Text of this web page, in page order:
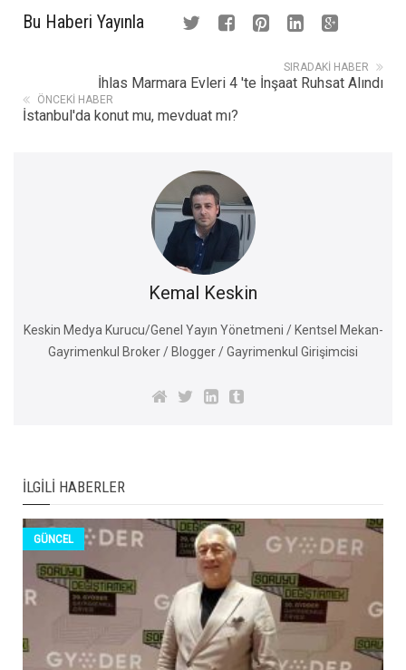
Bu Haberi Yayınla
SIRADAKI HABER
İhlas Marmara Evleri 4 'te İnşaat Ruhsat Alındı
ÖNCEKI HABER
İstanbul'da konut mu, mevduat mı?
Kemal Keskin
Keskin Medya Kurucu/Genel Yayın Yönetmeni / Kentsel Mekan-
Gayrimenkul Broker / Blogger / Gayrimenkul Girişimcisi
İLGILI HABERLER
GÜNCEL